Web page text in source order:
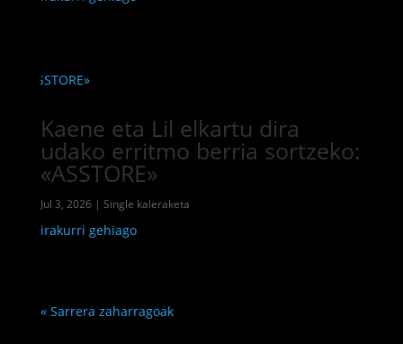
Kaene eta Lil elkartu dira
udako erritmo berria sortzeko:
«ASSTORE»
Jul 3, 2026 | Single kaleraketa
irakurri gehiago
« Sarrera zaharragoak